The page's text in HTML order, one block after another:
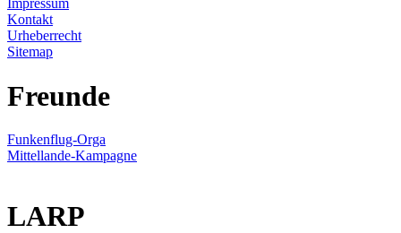
Impressum
Kontakt
Urheberrecht
Sitemap
Freunde
Funkenflug-Orga
Mittellande-Kampagne
LARP